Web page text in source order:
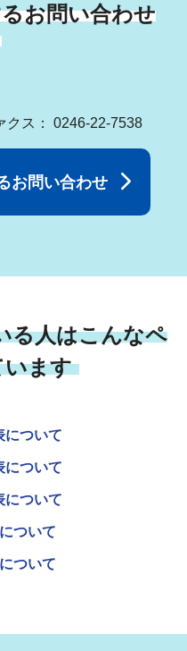
お問い合わせ
クス： 0246-22-7538
お問い合わせ
る人はこんなペ
います
について
について
について
ついて
ついて